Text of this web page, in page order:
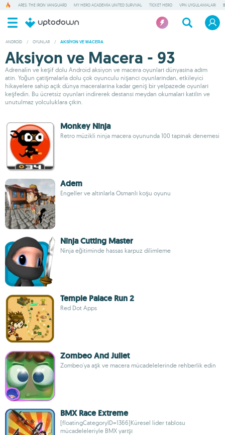
ARES: THE IRON VANGUARD MY HERO ACADEMIA UNITED SURVIVAL TICKET HERO VPN UYGULAMALARI
ANDROID / OYUNLAR / AKSIYON VE MACERA
Aksiyon ve Macera - 93
Adrenalin ve keşif dolu Android aksiyon ve macera oyunları dünyasına adım
atın. Yoğun çatışmalarla dolu çok oyunculu nişancı oyunlarından, etkileyici
hikayelere sahip açık dünya maceralarına kadar geniş bir yelpazede oyunları
keşfedin. Bu ücretsiz oyunları indirerek destansı meydan okumaları katılın ve
unutulmaz yolculuklara çıkın.
Monkey Ninja
Retro müzikli ninja macera oyununda 100 tapınak denemesi
Adem
Engeller ve altınlarla Osmanlı koşu oyunu
Ninja Cutting Master
Ninja eğitiminde hassas karpuz dilimleme
Temple Palace Run 2
Red Dot Apps
Zombeo And Juliet
Zombeo'ya aşk ve macera mücadelelerinde rehberlik edin
BMX Race Extreme
[floatingCategoryID=1366]Küresel lider tablosu
mücadeleleriyle BMX yarışı